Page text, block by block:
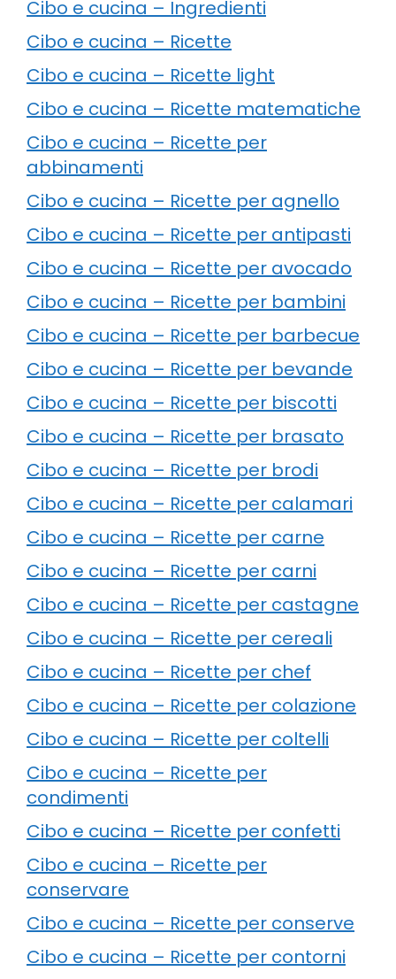
Cibo e cucina – Ingredienti
Cibo e cucina – Ricette
Cibo e cucina – Ricette light
Cibo e cucina – Ricette matematiche
Cibo e cucina – Ricette per
abbinamenti
Cibo e cucina – Ricette per agnello
Cibo e cucina – Ricette per antipasti
Cibo e cucina – Ricette per avocado
Cibo e cucina – Ricette per bambini
Cibo e cucina – Ricette per barbecue
Cibo e cucina – Ricette per bevande
Cibo e cucina – Ricette per biscotti
Cibo e cucina – Ricette per brasato
Cibo e cucina – Ricette per brodi
Cibo e cucina – Ricette per calamari
Cibo e cucina – Ricette per carne
Cibo e cucina – Ricette per carni
Cibo e cucina – Ricette per castagne
Cibo e cucina – Ricette per cereali
Cibo e cucina – Ricette per chef
Cibo e cucina – Ricette per colazione
Cibo e cucina – Ricette per coltelli
Cibo e cucina – Ricette per
condimenti
Cibo e cucina – Ricette per confetti
Cibo e cucina – Ricette per
conservare
Cibo e cucina – Ricette per conserve
Cibo e cucina – Ricette per contorni